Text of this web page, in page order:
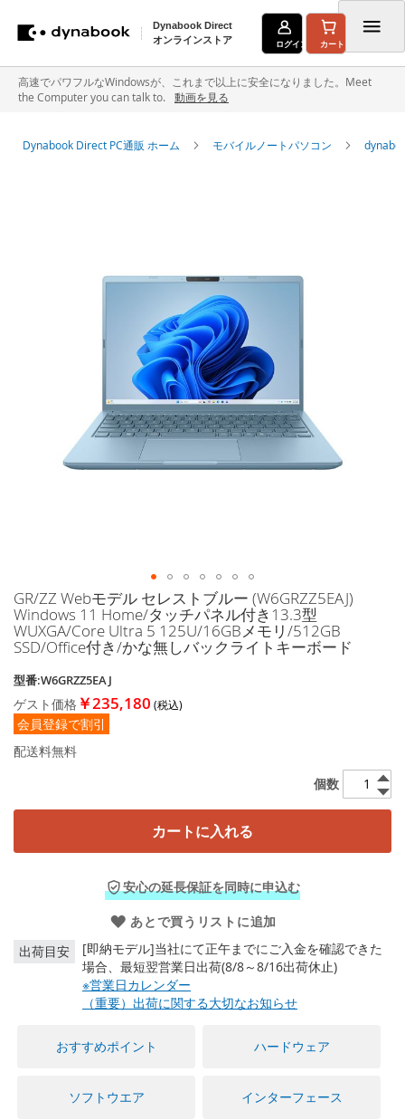
Dynabook Direct
オンラインストア
ログイン カート
高速でパワフルなWindowsが、これまで以上に安全になりました。Meet
the Computer you can talk to.
動画を見る
Dynabook Direct PC通販 ホーム モバイルノートパソコン
イ
メ
ー
ジ
ャ
ラ
リ
ー
の
に
動
GR/ZZ Webモデル セレストブルー (W6GRZZ5EAJ)
Windows 11 Home/タッチパネル付き13.3型
WUXGA/Core Ultra 5 125U/16GBメモリ/512GB
SSD/Office付き/かな無しバックライトキーボード
型番:W6GRZZ5EAJ
ゲスト価格 ￥235,180
会員登録で割引
配送料無料
個数
カートに入れる
安心の延長保証を同時に申込む
あとで買うリストに追加
出荷目安
[即納モデル]当社にて正午までにご入金を確認できた
場合、最短翌営業日出荷(8/8～8/16出荷休止)
※営業日カレンダー
（重要）出荷に関する大切なお知らせ
おすすめポイント ハードウェア
ソフトウエア インターフェース